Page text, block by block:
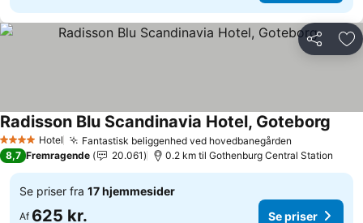
Del
4 StjernerHotel Fantastisk beliggenhed ved hovedbanegården
Radisson Blu Scandinavia Hotel, Goteborg
8,7 Fremragende 20.061 0.2 km til Gothenburg Central Station
Se priser fra 17 hjemmesider
Af 625 kr. Se priser